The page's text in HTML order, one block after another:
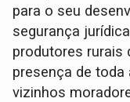
para o seu
segurança
produtores rurais
presença de
vizinhos